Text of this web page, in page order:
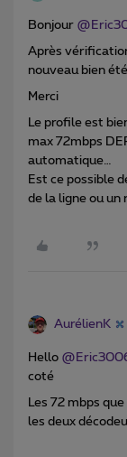
Bonjour
Après
nouveau bien
Merci
Le profile est
max 72mbps
automatique…
Est ce possible
de la ligne ou un
AurélienK
Hello
coté
Les 72 mbps
les deux